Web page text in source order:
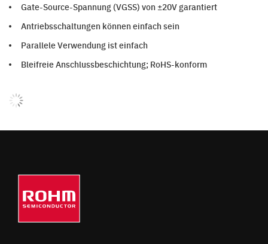
Gate-Source-Spannung (VGSS) von ±20V garantiert
Antriebsschaltungen können einfach sein
Parallele Verwendung ist einfach
Bleifreie Anschlussbeschichtung; RoHS-konform